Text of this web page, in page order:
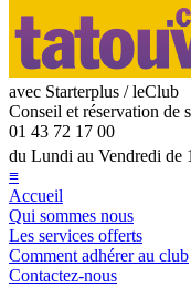
avec Starterplus / leClub
Conseil et réservation de
01 43 72 17 00
du Lundi au Vendredi de
≡
Accueil
Qui sommes nous
Les services offerts
Comment adhérer au club
Contactez-nous